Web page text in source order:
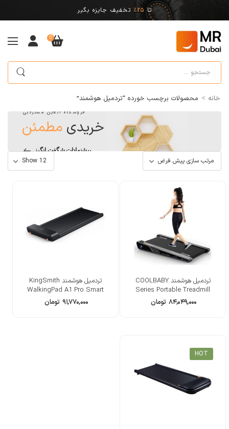
تا 25% تخفیف جایزه بگیر
0
خانه > محصولات برچسب خورده “تردمیل هوشمند”
فروشگاه آنلاین مستردبی
خریدی مطمئن
پیشنهادات شگفت انگیز
تردمیل هوشمند COOLBABY
Series Portable Treadmill
۸۴,۰۴۹,۰۰۰ تومان
تردمیل هوشمند KingSmith
WalkingPad A1 Pro Smart
۹۱,۷۷۰,۰۰۰ تومان
HOT